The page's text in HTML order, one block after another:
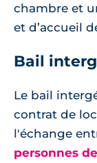
chambre et
et d’accueil
Bail
Le bail
contrat de
l'échange
personnes